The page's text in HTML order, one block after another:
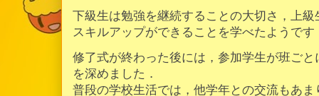
下級生は勉強を継続することの大切さ，上
スキルアップができることを学べたようです
修了式が終わった後には，参加学生が班ご
を深めました．
普段の学校生活では，他学年との交流もあ